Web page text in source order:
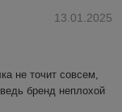
13.01.2025
не точит совсем,
бренд неплохой